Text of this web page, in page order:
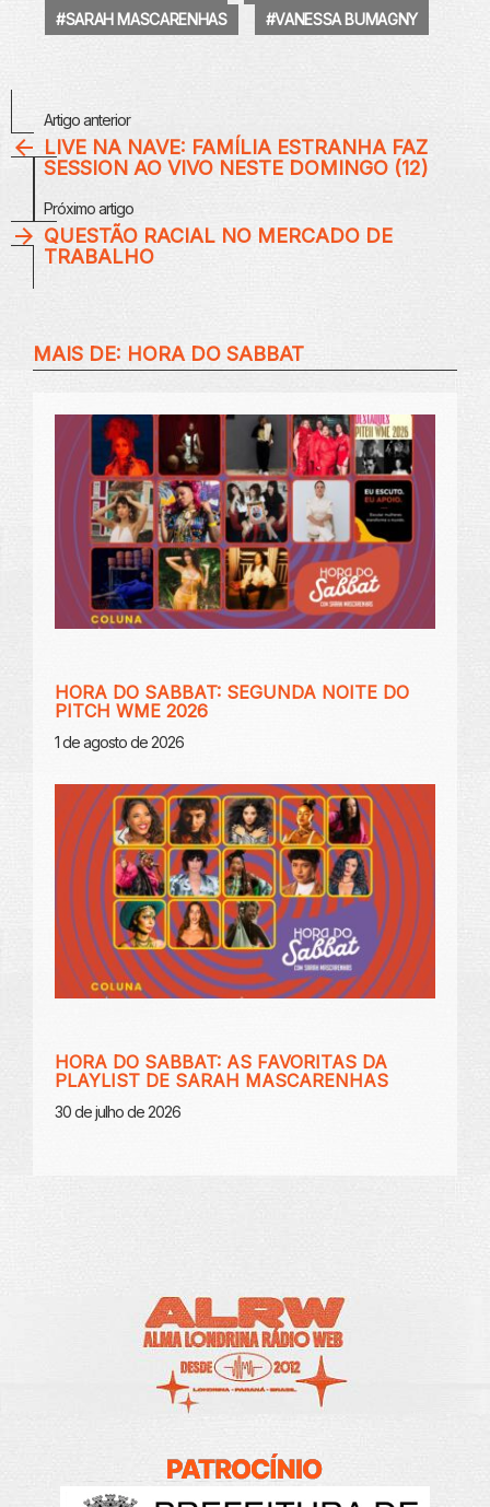
SARAH MASCARENHAS
VANESSA BUMAGNY
MaisArtigo anterior
LIVE NA NAVE: FAMÍLIA ESTRANHA FAZ
SESSION AO VIVO NESTE DOMINGO (12)
Próximo artigo
QUESTÃO RACIAL NO MERCADO DE
TRABALHO
MAIS DE: HORA DO SABBAT
HORA DO SABBAT: SEGUNDA NOITE DO
PITCH WME 2026
1 de agosto de 2026
HORA DO SABBAT: AS FAVORITAS DA
PLAYLIST DE SARAH MASCARENHAS
30 de julho de 2026